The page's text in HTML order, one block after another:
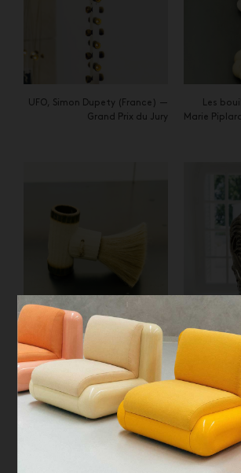
UFO, Simon Dupety (France) —
Grand Prix du Jury
Les
Marie
Ōsōji, Célia Fabry (France)QUE CHERCHEZ-VOUS ?